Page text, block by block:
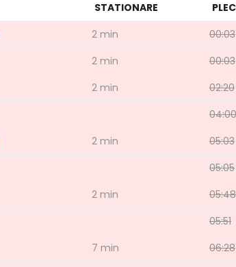
STATIONARE
2 min
00:03
2 min
00:03
2 min
02:20
04:00
2 min
05:03
05:05
2 min
05:48
05:51
7 min
06:28